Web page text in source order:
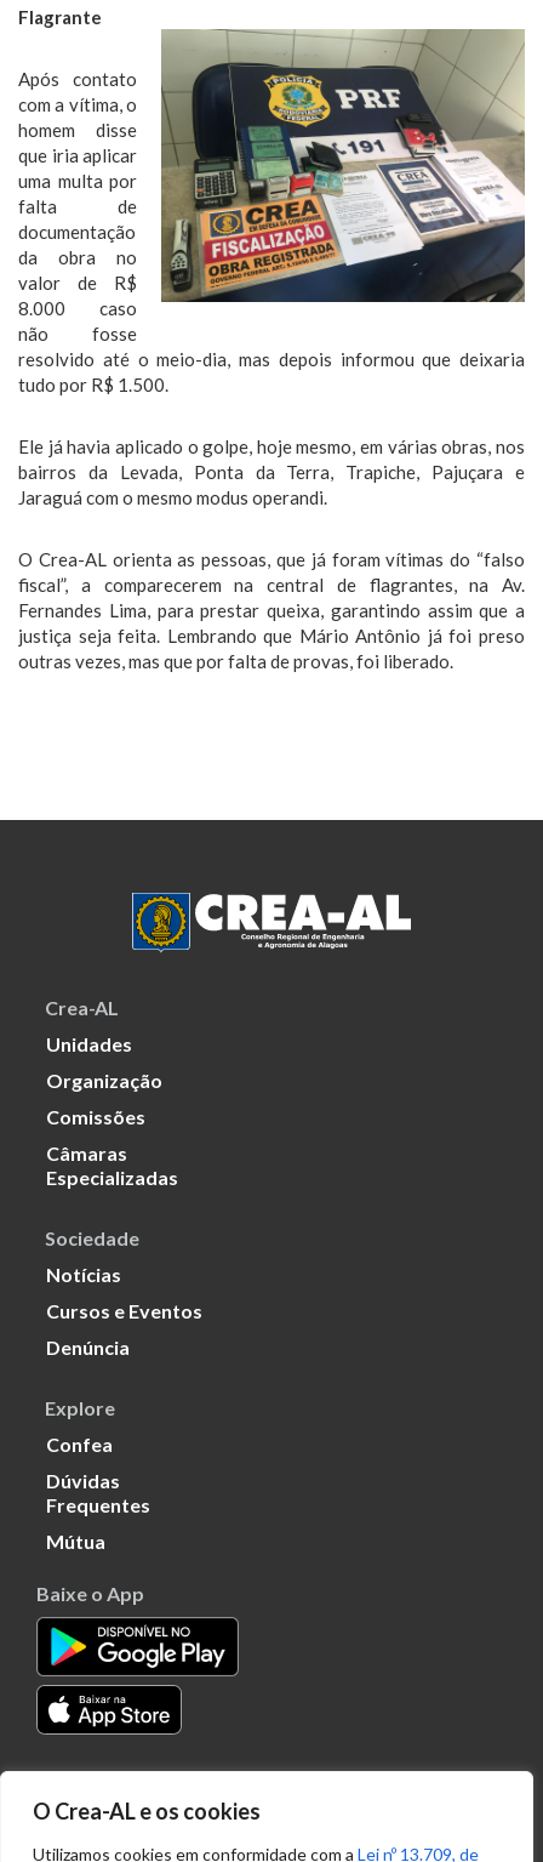
O Crea-AL e os cookies
Utilizamos cookies em conformidade com a Lei nº 13.709, de
Flagrante
Após contato
com a vítima, o
homem disse
que iria aplicar
uma multa por
falta de
documentação
da obra no
valor de R$
8.000 caso
não fosse
resolvido até o meio-dia, mas depois informou que deixaria
tudo por R$ 1.500.
Ele já havia aplicado o golpe, hoje mesmo, em várias obras, nos
bairros da Levada, Ponta da Terra, Trapiche, Pajuçara e
Jaraguá com o mesmo modus operandi.
O Crea-AL orienta as pessoas, que já foram vítimas do “falso
fiscal”, a comparecerem na central de flagrantes, na Av.
Fernandes Lima, para prestar queixa, garantindo assim que a
justiça seja feita. Lembrando que Mário Antônio já foi preso
outras vezes, mas que por falta de provas, foi liberado.
Crea-AL
Unidades
Organização
Comissões
Câmaras
Especializadas
Sociedade
Notícias
Cursos e Eventos
Denúncia
Explore
Confea
Dúvidas
Frequentes
Mútua
Baixe o App
Transparência
Portal
Acesso à